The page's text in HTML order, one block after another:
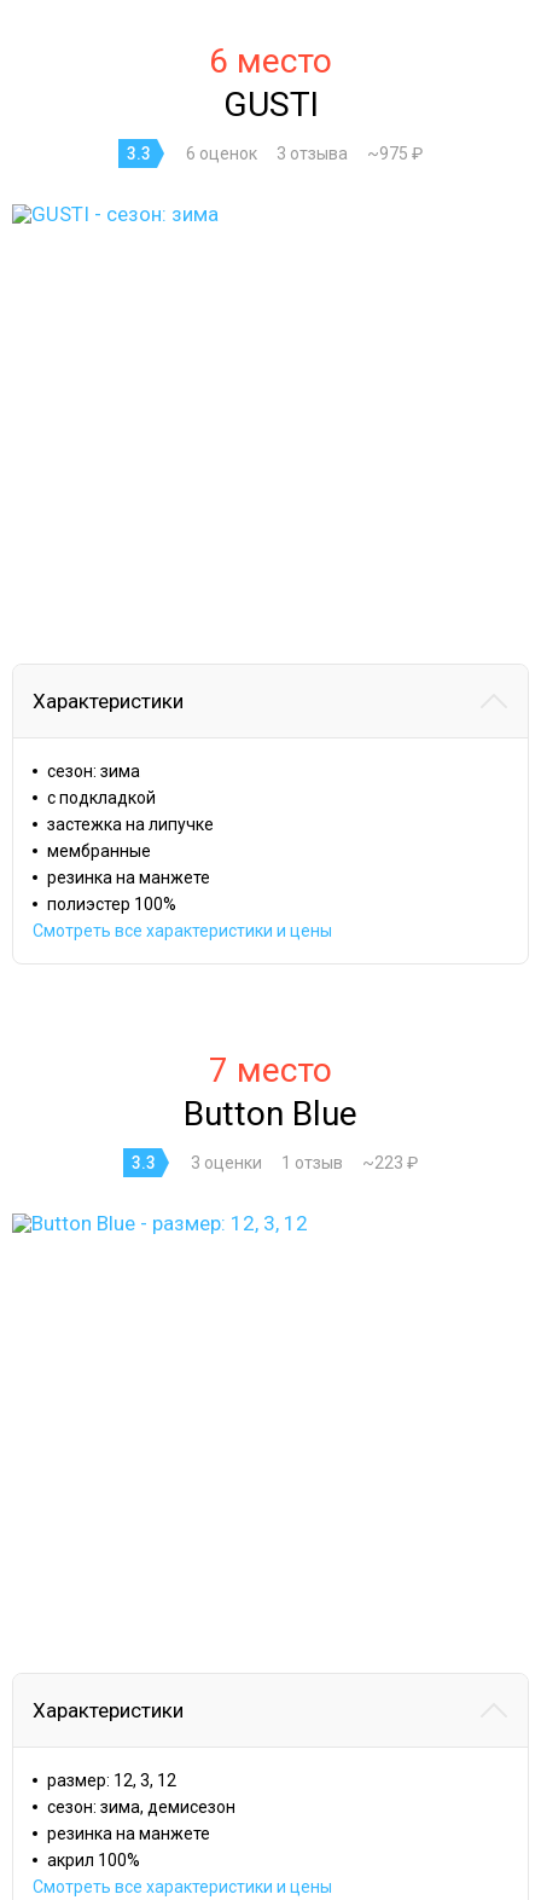
6 место
GUSTI
3.3 6 оценок 3 отзыва ~975 ₽
Характеристики
сезон: зима
с подкладкой
застежка на липучке
мембранные
резинка на манжете
полиэстер 100%
Смотреть все характеристики и цены
7 место
Button Blue
3.3 3 оценки 1 отзыв ~223 ₽
Характеристики
размер: 12, 3, 12
сезон: зима, демисезон
резинка на манжете
акрил 100%
Смотреть все характеристики и цены